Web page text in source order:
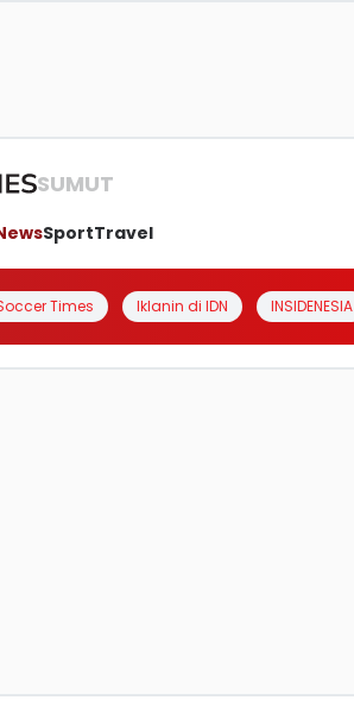
SUMUT
SportTravel
Times Iklanin di IDN INSIDENESIA